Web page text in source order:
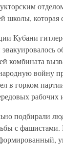
школы, которая
Кубани
комбината
войну
в горком
подбирали
с